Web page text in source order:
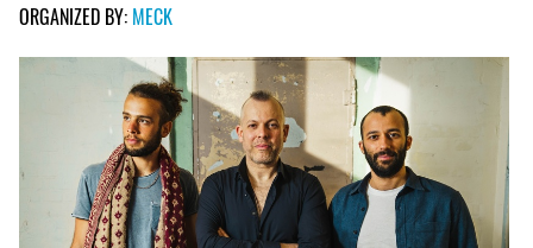
ORGANIZED BY: MECK